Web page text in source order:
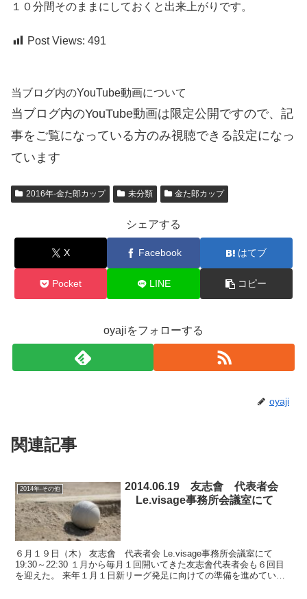
１０分間そのままにしておくと出来上がりです。
Post Views: 491
当ブログ内のYouTube動画について
当ブログ内のYouTube動画は限定公開ですので、記
事をご覧になっている方のみ視聴できる設定になっ
ています
2016年-金た郎カップ 未分類 金た郎カップ
シェアする
X Facebook はてブ
Pocket LINE コピー
oyajiをフォローする
oyaji
関連記事
2014年-その他
2014.06.19 友志會 代表者会
Le.visage事務所会議室にて
６月１９日（木） 友志會 代表者会 Le.visage事務所会議室にて
19:30～22:30 １月から毎月１回開いてきた友志會代表者会も６回目
を迎えた。 来年１月１日新リーグ発足に向けての準備を進めてい